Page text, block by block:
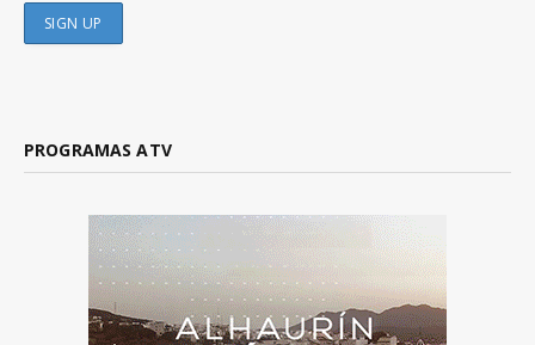
PROGRAMAS ATV